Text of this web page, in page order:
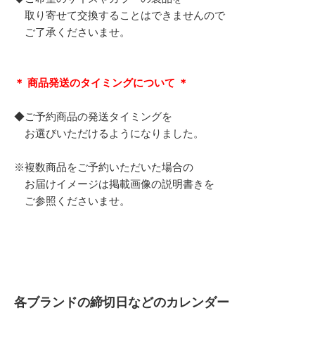
取り寄せて交換することはできませんので
ご了承くださいませ。
＊ 商品発送のタイミングについて ＊
◆ご予約商品の発送タイミングを
お選びいただけるようになりました。
※複数商品をご予約いただいた場合の
お届けイメージは掲載画像の説明書きを
ご参照くださいませ。
各ブランドの締切日などのカレンダー